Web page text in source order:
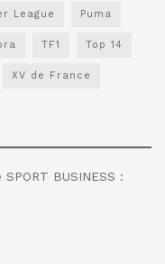
League Puma
TF1 Top 14
XV de France
BUSINESS :